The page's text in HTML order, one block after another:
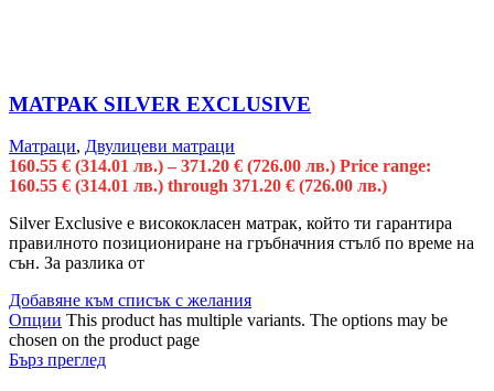
МАТРАК SILVER EXCLUSIVE
Матраци, Двулицеви матраци
160.55 € (314.01 лв.) – 371.20 € (726.00 лв.) Price range:
160.55 € (314.01 лв.) through 371.20 € (726.00 лв.)
Silver Exclusive е висококласен матрак, който ти гарантира
правилното позициониране на гръбначния стълб по време на
сън. За разлика от
Добавяне към списък с желания
Опции This product has multiple variants. The options may be
chosen on the product page
Бърз преглед